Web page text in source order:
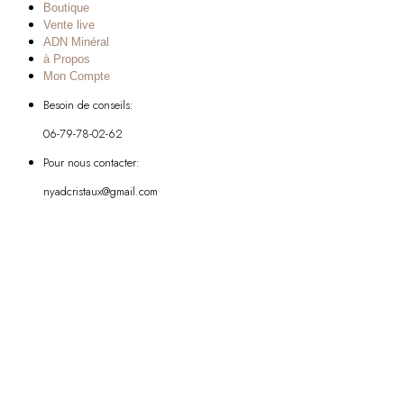
Boutique
Vente live
ADN Minéral
à Propos
Mon Compte
Besoin de conseils:
06-79-78-02-62
Pour nous contacter:
nyadcristaux@gmail.com